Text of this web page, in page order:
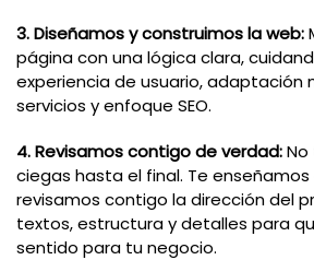
3. Diseñamos y construimos la web:
página con una lógica clara,
experiencia de usuario, adaptación
servicios y enfoque SEO.
4. Revisamos contigo de verdad:
ciegas hasta el final. Te
revisamos contigo la dirección del
textos, estructura y detalles para
sentido para tu negocio.